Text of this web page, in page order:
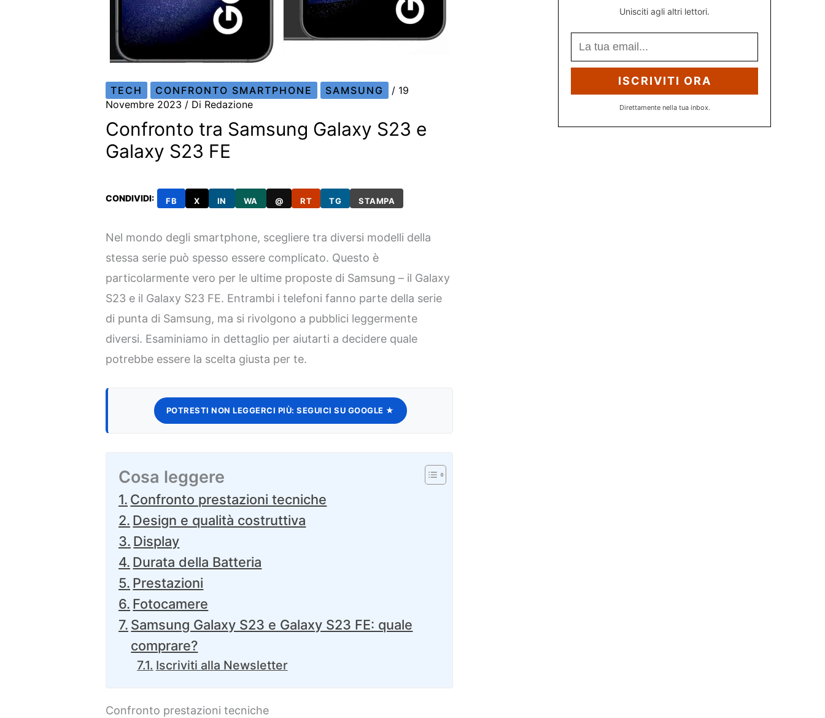
TECH CONFRONTO SMARTPHONE SAMSUNG / 19
Novembre 2023 / Di Redazione
Confronto tra Samsung Galaxy S23 e
Galaxy S23 FE
CONDIVIDI: FB X IN WA @ RT TG STAMPA
Nel mondo degli smartphone, scegliere tra diversi modelli della
stessa serie può spesso essere complicato. Questo è
particolarmente vero per le ultime proposte di Samsung – il Galaxy
S23 e il Galaxy S23 FE. Entrambi i telefoni fanno parte della serie
di punta di Samsung, ma si rivolgono a pubblici leggermente
diversi. Esaminiamo in dettaglio per aiutarti a decidere quale
potrebbe essere la scelta giusta per te.
POTRESTI NON LEGGERCI PIÙ: SEGUICI SU GOOGLE ★
Cosa leggere
Confronto prestazioni tecniche
Design e qualità costruttiva
Display
Durata della Batteria
Prestazioni
Fotocamere
Samsung Galaxy S23 e Galaxy S23 FE: quale
comprare?
Iscriviti alla Newsletter
Confronto prestazioni tecniche
Unisciti agli altri lettori.
ISCRIVITI ORA
Direttamente nella tua inbox.